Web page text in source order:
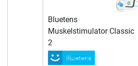
Bluetens
Muskelstimulator Classic
2